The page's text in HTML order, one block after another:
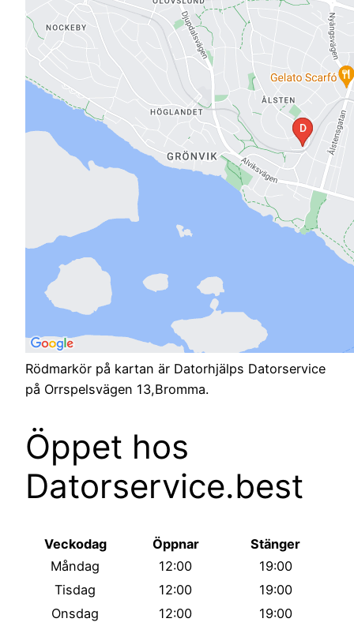
Rödmarkör på kartan är Datorhjälps Datorservice
på Orrspelsvägen 13,Bromma.
Öppet hos
Datorservice.best
Veckodag Öppnar
Stänger
Måndag
12:00
19:00
Tisdag
12:00
19:00
Onsdag
12:00 19:00